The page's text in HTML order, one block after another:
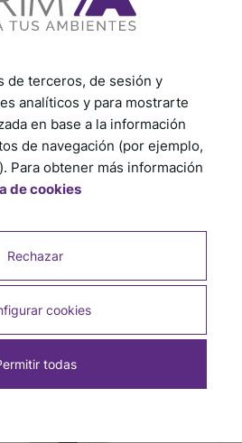
de terceros, de sesión y
analíticos y para mostrarte
en base a la información
de navegación (por ejemplo,
Para obtener más información
de cookies
Rechazar
cookies
todas